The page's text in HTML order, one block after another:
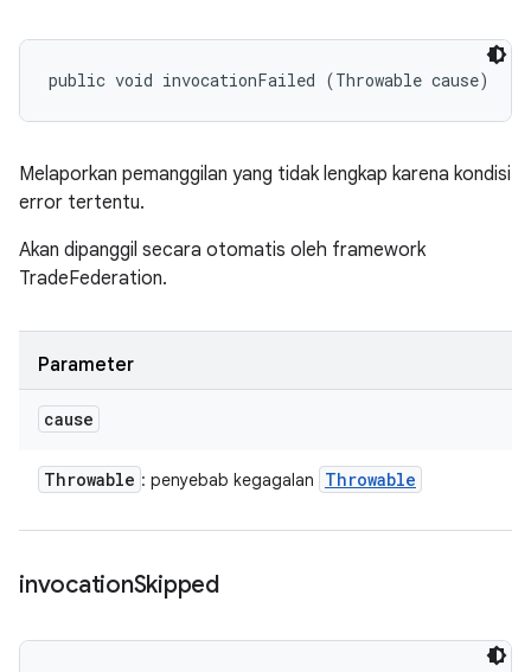
public void invocationFailed (Throwable cause)
Melaporkan pemanggilan yang tidak lengkap karena kondisi
error tertentu.
Akan dipanggil secara otomatis oleh framework
TradeFederation.
Parameter
cause
Throwable : penyebab kegagalan Throwable
invocationSkipped